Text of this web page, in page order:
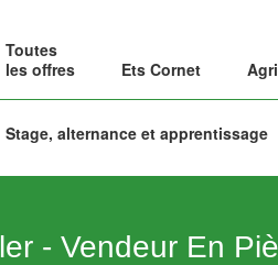
Toutes
les offres
Ets Cornet
Stage, alternance et apprentissage
- Vendeur En